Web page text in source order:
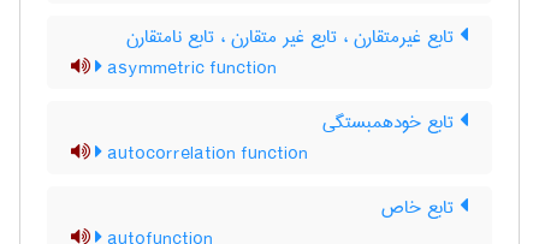
تابع غیرمتقارن ، تابع غیر متقارن ، تابع نامتقارن
asymmetric function
تابع خودهمبستگی
autocorrelation function
تابع خاص